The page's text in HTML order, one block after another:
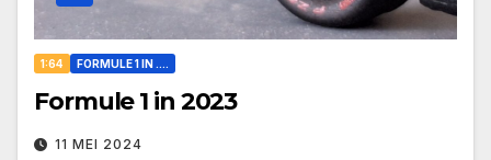
1:64 FORMULE 1 IN ....
Formule 1 in 2023
11 MEI 2024